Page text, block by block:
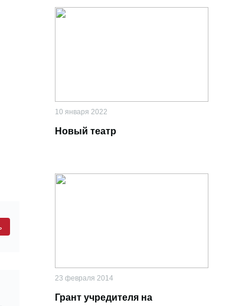
10 января 2022
Новый театр
23 февраля 2014
Грант учредителя на